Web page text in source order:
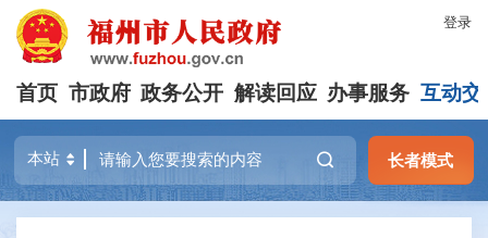
登录
首页 市政府 政务公开 解读回应 办事服务 互动交
长者模式